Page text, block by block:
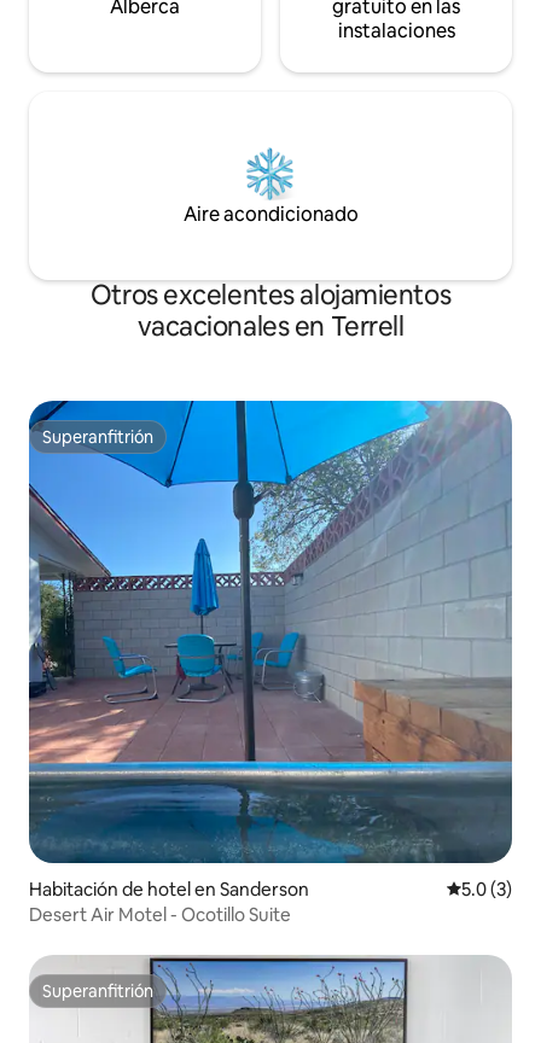
Alberca
gratuito en las
instalaciones
Aire acondicionado
Otros excelentes alojamientos
vacacionales en Terrell
Superanfitrión
Superanfitrión
Habitación de hotel en Sanderson
5.0 (3)
Desert Air Motel - Ocotillo Suite
Superanfitrión
Superanfitrión